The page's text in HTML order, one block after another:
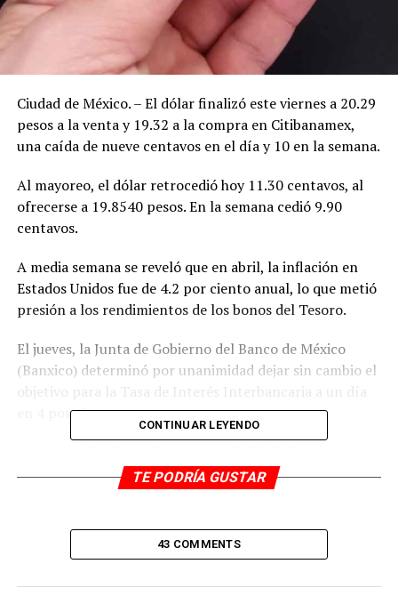
Ciudad de México. – El dólar finalizó este viernes a 20.29
pesos a la venta y 19.32 a la compra en Citibanamex,
una caída de nueve centavos en el día y 10 en la semana.
Al mayoreo, el dólar retrocedió hoy 11.30 centavos, al
ofrecerse a 19.8540 pesos. En la semana cedió 9.90
centavos.
A media semana se reveló que en abril, la inflación en
Estados Unidos fue de 4.2 por ciento anual, lo que metió
presión a los rendimientos de los bonos del Tesoro.
El jueves, la Junta de Gobierno del Banco de México
(Banxico) determinó por unanimidad dejar sin cambio el
objetivo para la Tasa de Interés Interbancaria a un día
en 4 por ciento.
Banxico, después de que en la decisión pasada había sido
removido y en las 15 previas se consideraba “incierto”,
Aunado a ello, los funcionarios de la Reserva Federal
CONTINUAR LEYENDO
TE PODRÍA GUSTAR
43 COMMENTS